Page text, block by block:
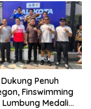
Penuh
Finswimming
Medali